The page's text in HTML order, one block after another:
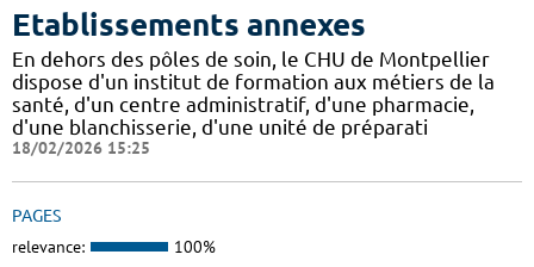
Etablissements annexes
En dehors des pôles de soin, le CHU de Montpellier
dispose d'un institut de formation aux métiers de la
santé, d'un centre administratif, d'une pharmacie,
d'une blanchisserie, d'une unité de préparati
18/02/2026 15:25
PAGES
relevance: 100%